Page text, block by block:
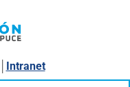
Intranet